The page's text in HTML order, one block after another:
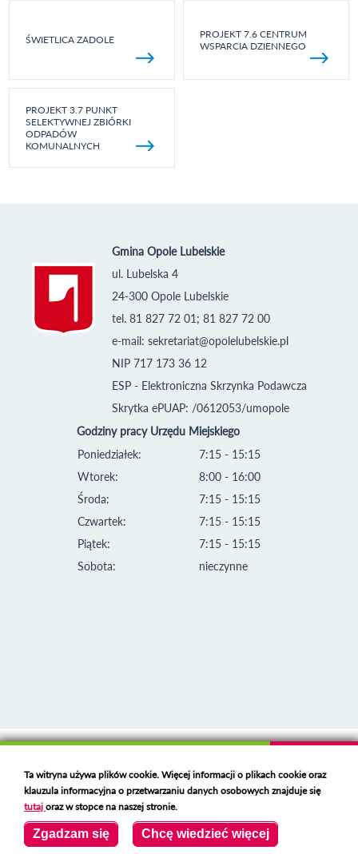
ŚWIETLICA ZADOLE
PROJEKT 7.6 CENTRUM
WSPARCIA DZIENNEGO
PROJEKT 3.7 PUNKT
SELEKTYWNEJ ZBIÓRKI
ODPADÓW
KOMUNALNYCH
Gmina Opole Lubelskie
ul. Lubelska 4
24-300 Opole Lubelskie
tel. 81 827 72 01; 81 827 72 00
e-mail: sekretariat@opolelubelskie.pl
NIP 717 173 36 12
ESP - Elektroniczna Skrzynka Podawcza
Skrytka ePUAP: /0612053/umopole
Godziny pracy Urzędu Miejskiego
Poniedziałek:
Wtorek:
Środa:
Czwartek:
Piątek:
Sobota:
7:15 - 15:15
8:00 - 16:00
7:15 - 15:15
7:15 - 15:15
7:15 - 15:15
nieczynne
Deklaracja dostępności
Polski serwer RBLhttps://polspam.pl/
Copyright 2023 Urząd Miejski w Opolu Lubelskim
Created byVOBACOM Odnośnik otworzy się w nowym oknie
Ta witryna używa plików cookie. Więcej informacji o plikach cookie oraz
klauzula informacyjna o przetwarzaniu danych osobowych znajduje się
tutajoraz w stopce na naszej stronie.
Zgadzam się Chcę wiedzieć więcej